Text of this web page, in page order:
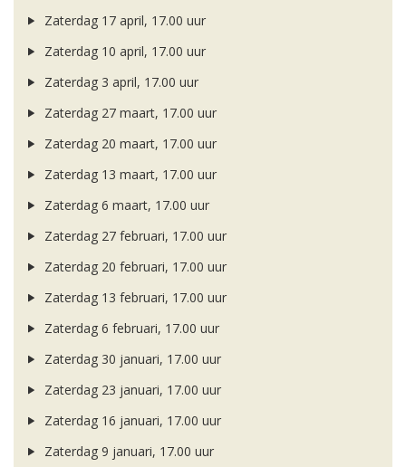
Zaterdag 17 april, 17.00 uur
Zaterdag 10 april, 17.00 uur
Zaterdag 3 april, 17.00 uur
Zaterdag 27 maart, 17.00 uur
Zaterdag 20 maart, 17.00 uur
Zaterdag 13 maart, 17.00 uur
Zaterdag 6 maart, 17.00 uur
Zaterdag 27 februari, 17.00 uur
Zaterdag 20 februari, 17.00 uur
Zaterdag 13 februari, 17.00 uur
Zaterdag 6 februari, 17.00 uur
Zaterdag 30 januari, 17.00 uur
Zaterdag 23 januari, 17.00 uur
Zaterdag 16 januari, 17.00 uur
Zaterdag 9 januari, 17.00 uur